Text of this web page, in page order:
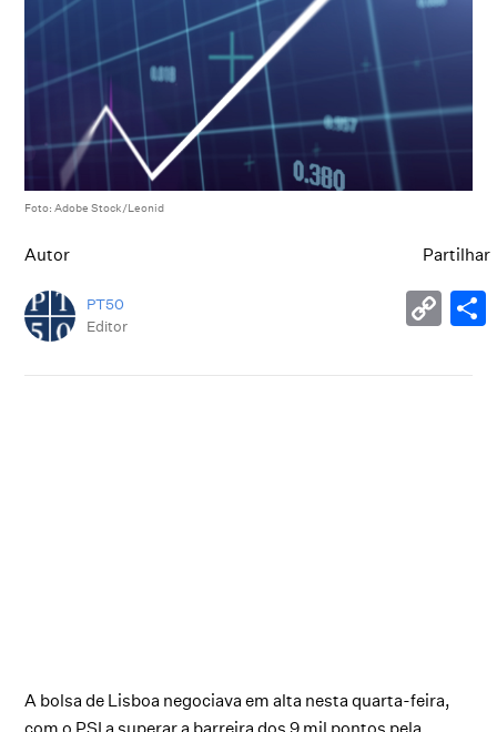
Foto: Adobe Stock/Leonid
Autor
PT50
Editor
Partilhar
A bolsa de Lisboa negociava em alta nesta quarta-feira,
com o PSI a superar a barreira dos 9 mil pontos pela